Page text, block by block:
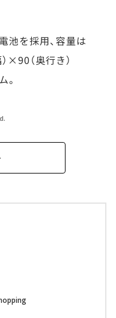
池を採用、容量は
×90（奥行き）
。